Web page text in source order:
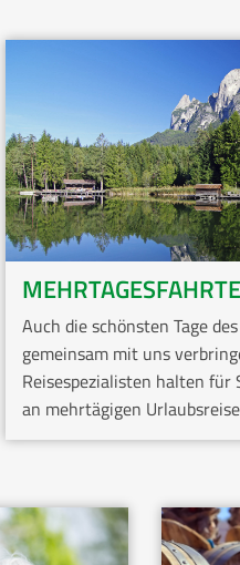
Auch die schönsten Tage
gemeinsam mit uns
Reisespezialisten halten für
an mehrtägigen